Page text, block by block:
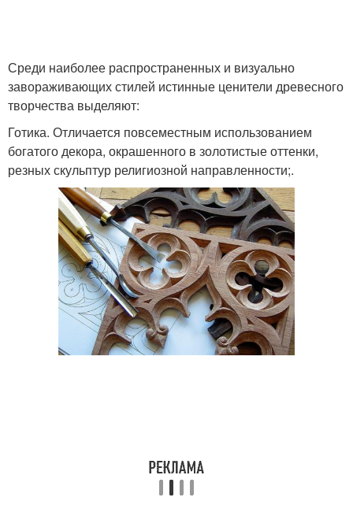
Среди наиболее распространенных и визуально
завораживающих стилей истинные ценители древесного
творчества выделяют:
Готика. Отличается повсеместным использованием
богатого декора, окрашенного в золотистые оттенки,
резных скульптур религиозной направленности;.